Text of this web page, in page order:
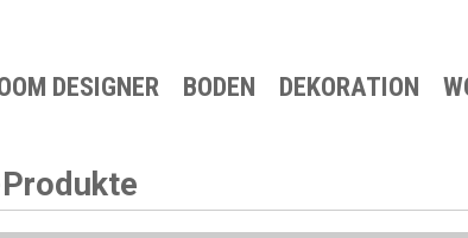
DESIGNER BODEN
Teppich
DEKORATION
Produkte